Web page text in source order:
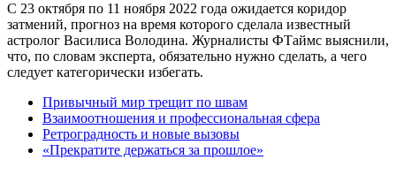
С 23 октября по 11 ноября 2022 года ожидается коридор
затмений, прогноз на время которого сделала известный
астролог Василиса Володина. Журналисты ФТаймс выяснили,
что, по словам эксперта, обязательно нужно сделать, а чего
следует категорически избегать.
Привычный мир трещит по швам
Взаимоотношения и профессиональная сфера
Ретроградность и новые вызовы
«Прекратите держаться за прошлое»